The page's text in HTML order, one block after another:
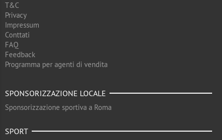
T&C
Privacy
Impressum
Conttati
FAQ
Feedback
Programma per agenti di vendita
SPONSORIZZAZIONE LOCALE
Sponsorizzazione sportiva a Roma
SPORT